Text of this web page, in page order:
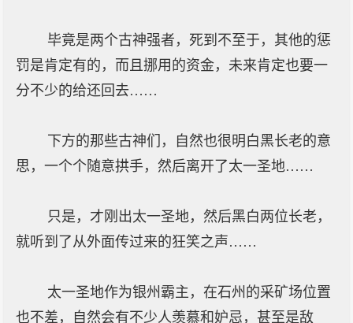
毕竟是两个古神强者，死到不至于，其他的惩
罚是肯定有的，而且挪用的资金，未来肯定也要一
分不少的给还回去……
下方的那些古神们，自然也很明白黑长老的意
思，一个个随意拱手，然后离开了太一圣地……
只是，才刚出太一圣地，然后黑白两位长老，
就听到了从外面传过来的狂笑之声……
太一圣地作为银州霸主，在石州的采矿场位置
也不差，自然会有不少人羡慕和妒忌，甚至是敌